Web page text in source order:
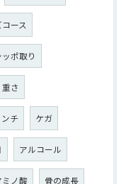
ース
ッポ取り
重さ
チ ケガ
アルコール
ミノ酸 骨の成長